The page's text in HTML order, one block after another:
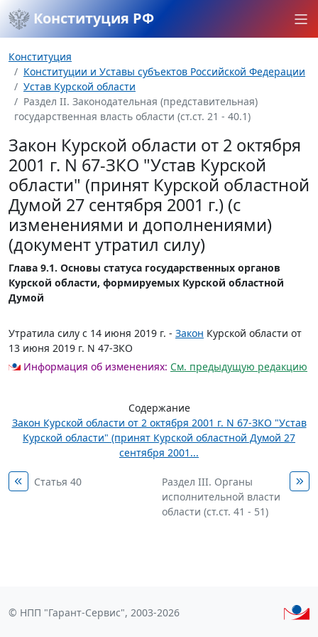
Конституция РФ
Конституция
Конституции и Уставы субъектов Российской Федерации
Устав Курской области
Раздел II. Законодательная (представительная)
государственная власть области (ст.ст. 21 - 40.1)
Закон Курской области от 2 октября
2001 г. N 67-ЗКО "Устав Курской
области" (принят Курской областной
Думой 27 сентября 2001 г.) (с
изменениями и дополнениями)
(документ утратил силу)
Глава 9.1. Основы статуса государственных органов
Курской области, формируемых Курской областной
Думой
Утратила силу с 14 июня 2019 г. - Закон Курской области от
13 июня 2019 г. N 47-ЗКО
Информация об изменениях: См. предыдущую редакцию
Содержание
Закон Курской области от 2 октября 2001 г. N 67-ЗКО "Устав
Курской области" (принят Курской областной Думой 27
сентября 2001...
Статья 40
Раздел III. Органы
исполнительной власти
области (ст.ст. 41 - 51)
© НПП "Гарант-Сервис", 2003-2026